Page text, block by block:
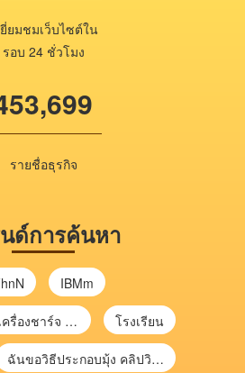
ยี่ยมชมเว็บไซต์ใน
รอบ 24 ชั่วโมง
รายชื่อธุรกิจ
นด์การค้นหา
IBMm
-or-1304 ยี่ห้อเครื่องชาร์จ chargecore โรงเรียน
ฉันขอวิธีประกอบมุ้ง คลิปวิดีโอ การประกอบมุ้ง